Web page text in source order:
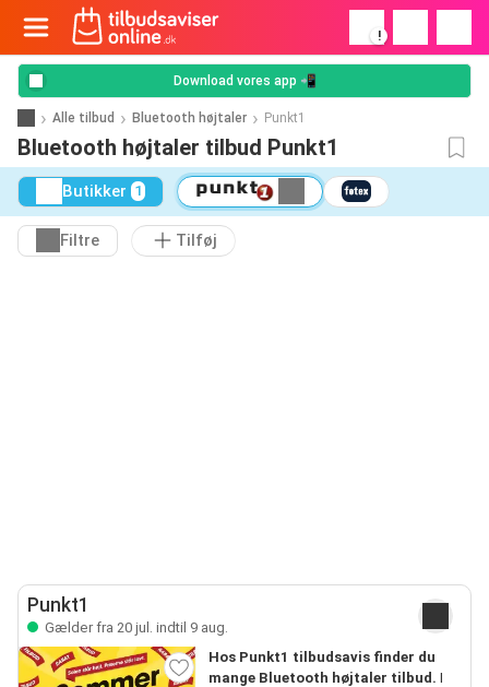
!
Download vores app 📲
Alle tilbud Bluetooth højtaler Punkt1
Bluetooth højtaler tilbud Punkt1
Butikker 1
Filtre Tilføj
Punkt1
Gælder fra 20 jul. indtil 9 aug.
Hos Punkt1 tilbudsavis finder du
mange Bluetooth højtaler tilbud. I